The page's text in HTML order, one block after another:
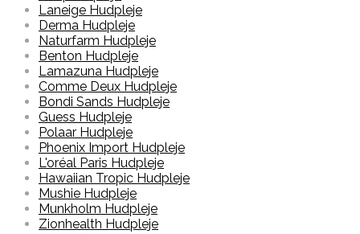
Laneige Hudpleje
Derma Hudpleje
Naturfarm Hudpleje
Benton Hudpleje
Lamazuna Hudpleje
Comme Deux Hudpleje
Bondi Sands Hudpleje
Guess Hudpleje
Polaar Hudpleje
Phoenix Import Hudpleje
L'oréal Paris Hudpleje
Hawaiian Tropic Hudpleje
Mushie Hudpleje
Munkholm Hudpleje
Zionhealth Hudpleje